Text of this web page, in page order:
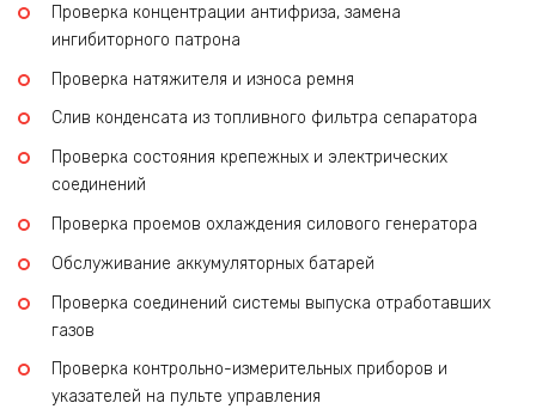
Проверка концентрации антифриза, замена
ингибиторного патрона
Проверка натяжителя и износа ремня
Слив конденсата из топливного фильтра сепаратора
Проверка состояния крепежных и электрических
соединений
Проверка проемов охлаждения силового генератора
Обслуживание аккумуляторных батарей
Проверка соединений системы выпуска отработавших
газов
Проверка контрольно-измерительных приборов и
указателей на пульте управления